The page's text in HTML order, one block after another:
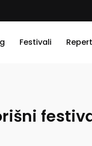
Festivali